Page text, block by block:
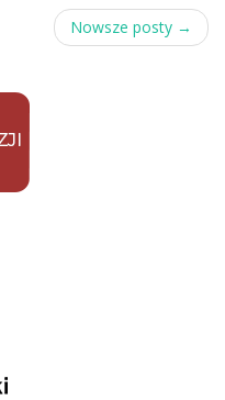
Nowsze posty →